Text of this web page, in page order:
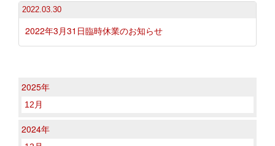
2022.03.30
2022年3月31日臨時休業のお知らせ
2025年
12月
2024年